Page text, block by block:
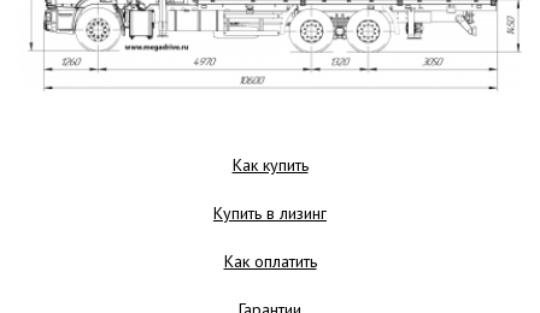
Как купить
Купить в лизинг
Как оплатить